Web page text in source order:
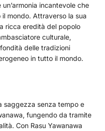
incantevole che
mondo. Attraverso la sua
ricca eredità del popolo
culturale,
delle tradizioni
in tutto il mondo.
saggezza senza tempo e
fungendo da tramite
Con Rasu Yawanawa